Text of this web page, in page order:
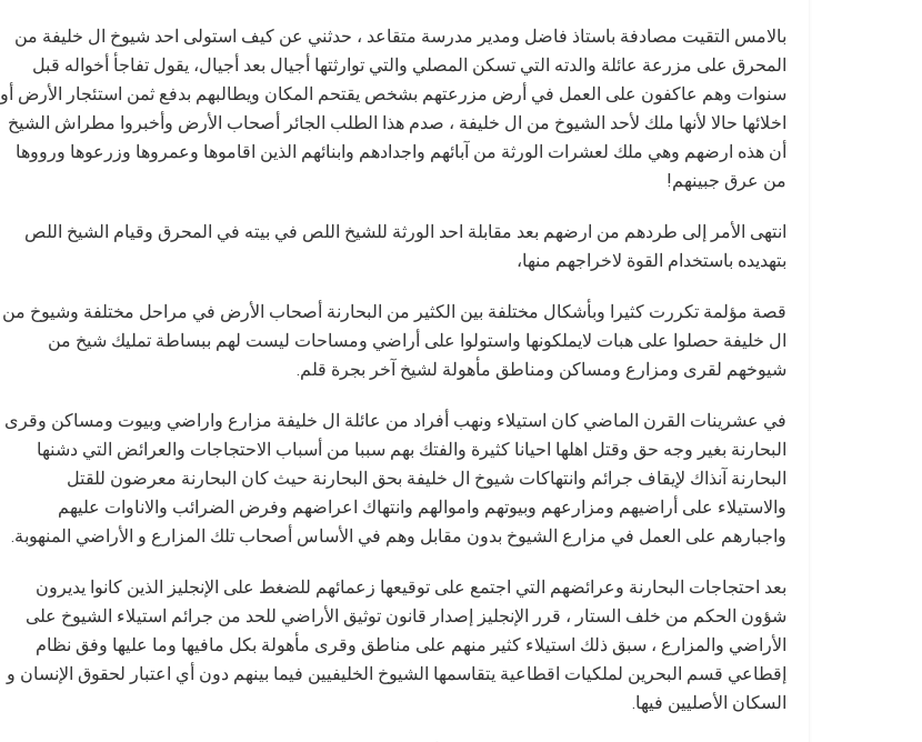
بالامس التقيت مصادفة باستاذ فاضل ومدير مدرسة متقاعد ، حدثني عن كيف استولى احد شيوخ ال خليفة من
المحرق على مزرعة عائلة والدته التي تسكن المصلي والتي توارثتها أجيال بعد أجيال، يقول تفاجأ أخواله قبل
سنوات وهم عاكفون على العمل في أرض مزرعتهم بشخص يقتحم المكان ويطالبهم بدفع ثمن استئجار الأرض أو
اخلائها حالا لأنها ملك لأحد الشيوخ من ال خليفة ، صدم هذا الطلب الجائر أصحاب الأرض وأخبروا مطراش الشيخ
أن هذه ارضهم وهي ملك لعشرات الورثة من آبائهم واجدادهم وابنائهم الذين اقاموها وعمروها وزرعوها ورووها
من عرق جبينهم!
انتهى الأمر إلى طردهم من ارضهم بعد مقابلة احد الورثة للشيخ اللص في بيته في المحرق وقيام الشيخ اللص
بتهديده باستخدام القوة لاخراجهم منها،
قصة مؤلمة تكررت كثيرا وبأشكال مختلفة بين الكثير من البحارنة أصحاب الأرض في مراحل مختلفة وشيوخ من
ال خليفة حصلوا على هبات لايملكونها واستولوا على أراضي ومساحات ليست لهم ببساطة تمليك شيخ من
شيوخهم لقرى ومزارع ومساكن ومناطق مأهولة لشيخ آخر بجرة قلم.
في عشرينات القرن الماضي كان استيلاء ونهب أفراد من عائلة ال خليفة مزارع واراضي وبيوت ومساكن وقرى
البحارنة بغير وجه حق وقتل اهلها احيانا كثيرة والفتك بهم سببا من أسباب الاحتجاجات والعرائض التي دشنها
البحارنة آنذاك لإيقاف جرائم وانتهاكات شيوخ ال خليفة بحق البحارنة حيث كان البحارنة معرضون للقتل
والاستيلاء على أراضيهم ومزارعهم وبيوتهم واموالهم وانتهاك اعراضهم وفرض الضرائب والاناوات عليهم
واجبارهم على العمل في مزارع الشيوخ بدون مقابل وهم في الأساس أصحاب تلك المزارع و الأراضي المنهوبة.
بعد احتجاجات البحارنة وعرائضهم التي اجتمع على توقيعها زعمائهم للضغط على الإنجليز الذين كانوا يديرون
شؤون الحكم من خلف الستار ، قرر الإنجليز إصدار قانون توثيق الأراضي للحد من جرائم استيلاء الشيوخ على
الأراضي والمزارع ، سبق ذلك استيلاء كثير منهم على مناطق وقرى مأهولة بكل مافيها وما عليها وفق نظام
إقطاعي قسم البحرين لملكيات اقطاعية يتقاسمها الشيوخ الخليفيين فيما بينهم دون أي اعتبار لحقوق الإنسان و
السكان الأصليين فيها.